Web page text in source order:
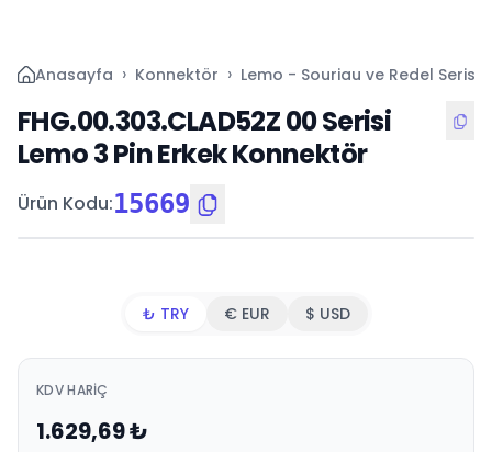
Anasayfa › Konnektör › Lemo - Souriau ve Redel Serisi
FHG.00.303.CLAD52Z 00 Serisi
Lemo 3 Pin Erkek Konnektör
Ürün Kodu:15669
₺ TRY € EUR $ USD
KDV HARIÇ
1.629,69₺